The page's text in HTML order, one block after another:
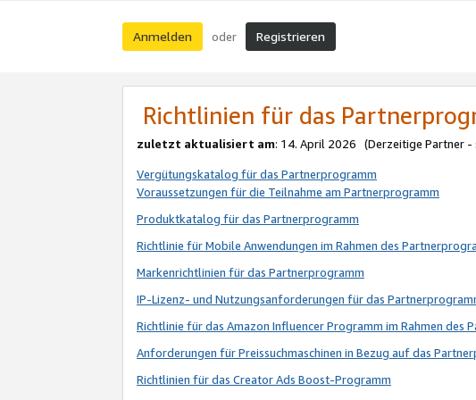
Anmelden oder Registrieren
Richtlinien für das
zuletzt aktualisiert am: 14. April 2026 (Derzeitige Partner -
Vergütungskatalog für das Partnerprogramm
Voraussetzungen für die Teilnahme am Partnerprogramm
Produktkatalog für das Partnerprogramm
Richtlinie für Mobile Anwendungen im Rahmen des
Markenrichtlinien für das Partnerprogramm
IP-Lizenz- und Nutzungsanforderungen für das
Richtlinie für das Amazon Influencer Programm im Rahmen des
Anforderungen für Preissuchmaschinen in Bezug auf das
Richtlinien für das Creator Ads Boost-Programm